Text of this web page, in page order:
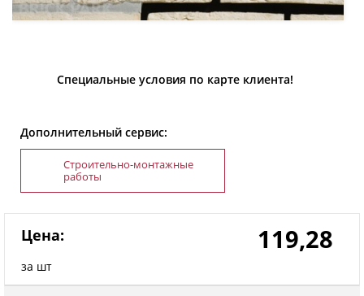
Специальные условия по карте клиента!
Дополнительный сервис:
Строительно-монтажные
работы
Цена:
за шт
119,28